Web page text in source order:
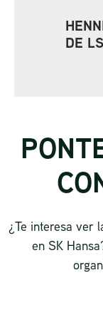
DE
¿Te interesa ver
en SK